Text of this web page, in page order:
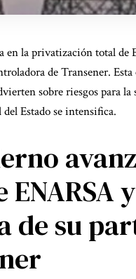
en la privatización total de
de Transener.
sobre riesgos para
Estado se intensifica.
ENARSA
de su